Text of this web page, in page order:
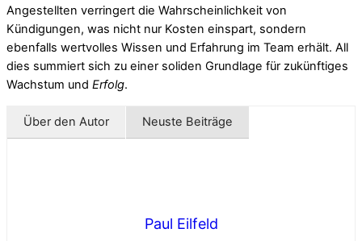
Angestellten verringert die Wahrscheinlichkeit von
Kündigungen, was nicht nur Kosten einspart, sondern
ebenfalls wertvolles Wissen und Erfahrung im Team erhält. All
dies summiert sich zu einer soliden Grundlage für zukünftiges
Wachstum und Erfolg.
Über den Autor Neuste Beiträge
Paul Eilfeld